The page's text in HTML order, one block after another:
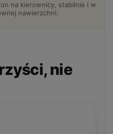
na kierownicy, stabilnie i w
nawierzchni.
nie